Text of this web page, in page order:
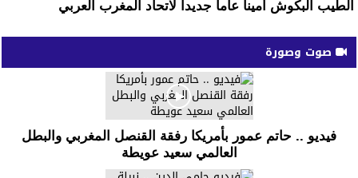
الطيب البكوش أمينا عاما جديدا لاتحاد المغرب العربي
صوت وصورة
فيديو .. حاتم عمور بأمريكا رفقة القنصل المغربي والبطل
العالمي سعيد عويطة